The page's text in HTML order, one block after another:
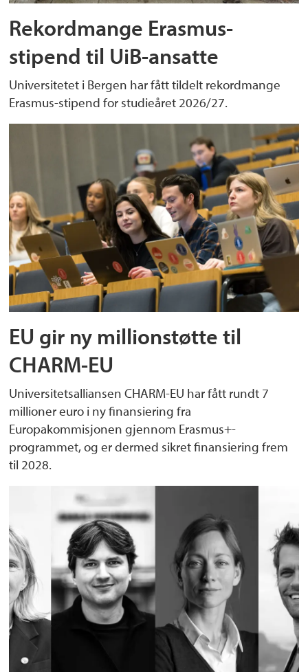
Rekordmange Erasmus-
stipend til UiB-ansatte
Universitetet i Bergen har fått tildelt rekordmange
Erasmus-stipend for studieåret 2026/27.
EU gir ny millionstøtte til
CHARM-EU
Universitetsalliansen CHARM-EU har fått rundt 7
millioner euro i ny finansiering fra
Europakommisjonen gjennom Erasmus+-
programmet, og er dermed sikret finansiering frem
til 2028.